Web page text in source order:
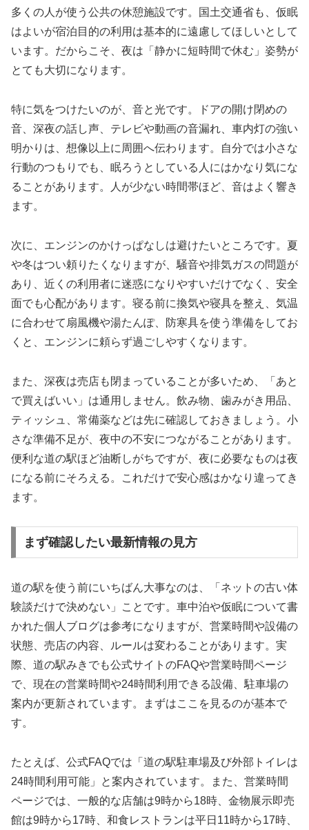
多くの人が使う公共の休憩施設です。国土交通省も、仮眠
はよいが宿泊目的の利用は基本的に遠慮してほしいとして
います。だからこそ、夜は「静かに短時間で休む」姿勢が
とても大切になります。
特に気をつけたいのが、音と光です。ドアの開け閉めの
音、深夜の話し声、テレビや動画の音漏れ、車内灯の強い
明かりは、想像以上に周囲へ伝わります。自分では小さな
行動のつもりでも、眠ろうとしている人にはかなり気にな
ることがあります。人が少ない時間帯ほど、音はよく響き
ます。
次に、エンジンのかけっぱなしは避けたいところです。夏
や冬はつい頼りたくなりますが、騒音や排気ガスの問題が
あり、近くの利用者に迷惑になりやすいだけでなく、安全
面でも心配があります。寝る前に換気や寝具を整え、気温
に合わせて扇風機や湯たんぽ、防寒具を使う準備をしてお
くと、エンジンに頼らず過ごしやすくなります。
また、深夜は売店も閉まっていることが多いため、「あと
で買えばいい」は通用しません。飲み物、歯みがき用品、
ティッシュ、常備薬などは先に確認しておきましょう。小
さな準備不足が、夜中の不安につながることがあります。
便利な道の駅ほど油断しがちですが、夜に必要なものは夜
になる前にそろえる。これだけで安心感はかなり違ってき
ます。
まず確認したい最新情報の見方
道の駅を使う前にいちばん大事なのは、「ネットの古い体
験談だけで決めない」ことです。車中泊や仮眠について書
かれた個人ブログは参考になりますが、営業時間や設備の
状態、売店の内容、ルールは変わることがあります。実
際、道の駅みきでも公式サイトのFAQや営業時間ページ
で、現在の営業時間や24時間利用できる設備、駐車場の
案内が更新されています。まずはここを見るのが基本で
す。
たとえば、公式FAQでは「道の駅駐車場及び外部トイレは
24時間利用可能」と案内されています。また、営業時間
ページでは、一般的な店舗は9時から18時、金物展示即売
館は9時から17時、和食レストランは平日11時から17時、